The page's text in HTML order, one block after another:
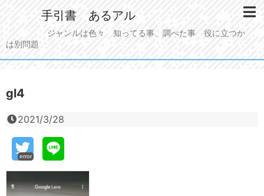
手引書 あるアル
ジャンルは色々 知ってる事、調べた事 役に立つか
は別問題
gl4
2021/3/28
error